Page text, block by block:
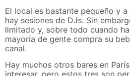
El local es bastante pequeño y
hay sesiones de DJs. Sin
limitado y, sobre todo cuando
mayoría de gente compra su
canal.
Hay muchos otros bares en